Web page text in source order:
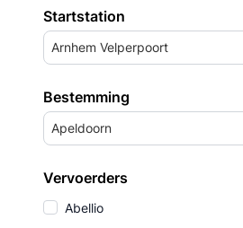
Startstation
Arnhem Velperpoort
Bestemming
Apeldoorn
Vervoerders
Abellio